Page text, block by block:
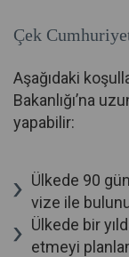
Çek
Aşağıdaki
Bakanlığı’na
yapabilir:
Ülkede 90
vize ile
Ülkede bir
etmeyi